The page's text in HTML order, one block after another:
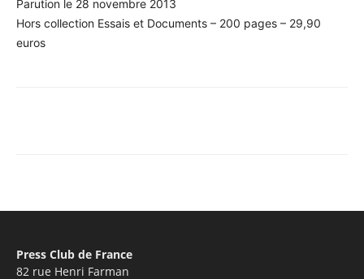
Parution le 28 novembre 2013
Hors collection Essais et Documents – 200 pages – 29,90
euros
Press Club de France
82 rue Henri Farman